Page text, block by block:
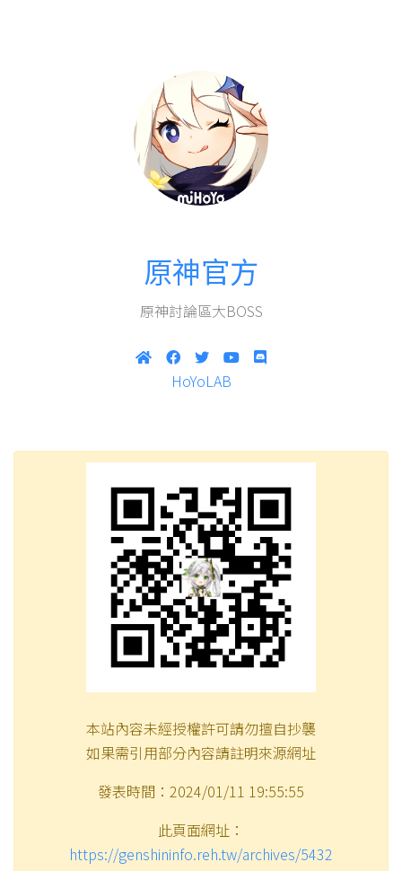
原神官方
原神討論區大BOSS
HoYoLAB
本站內容未經授權許可請勿擅自抄襲
如果需引用部分內容請註明來源網址
發表時間：2024/01/11 19:55:55
此頁面網址：
https://genshininfo.reh.tw/archives/5432